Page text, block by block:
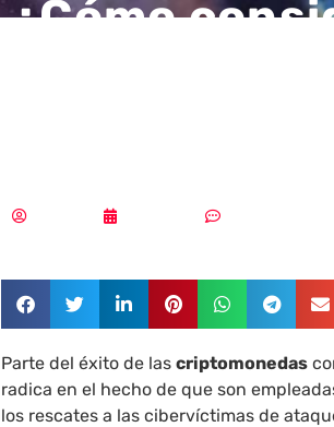
¿Cómo
Parte del éxito de lascriptomonedas
radica en el hecho de que son
los rescates a las cibervíctimas de